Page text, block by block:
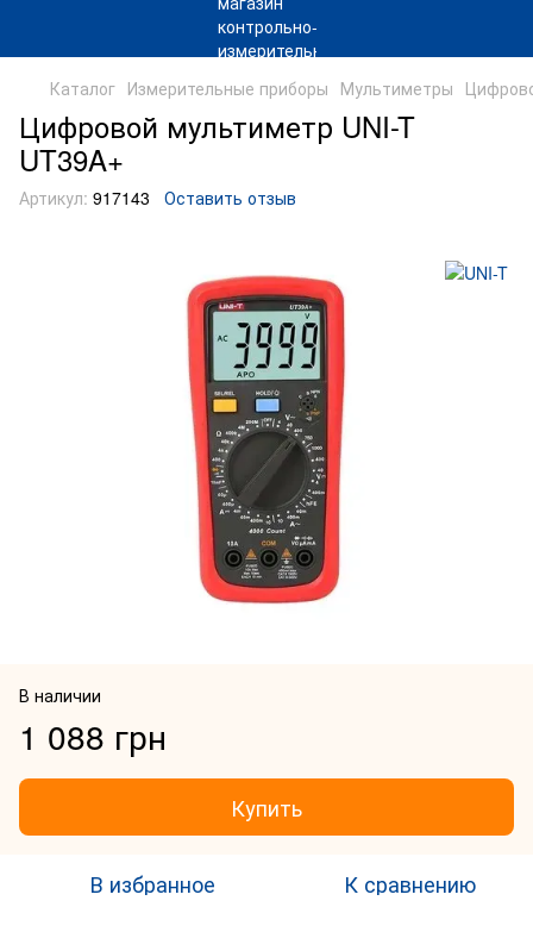
Каталог Измерительные приборы Мультиметры
Цифровой мультиметр UNI-T
UT39A+
Артикул: 917143 Оставить отзыв
В наличии
1 088 грн
Купить
В избранное К сравнению